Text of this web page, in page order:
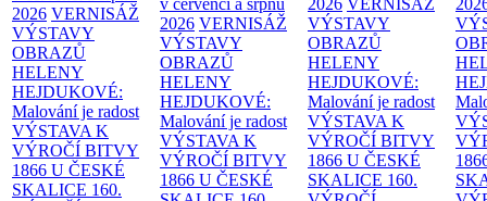
2026 VERNISÁŽ
VÝSTAVY
OBRAZŮ
HELENY
HEJDUKOVÉ:
Malování je radost
VÝSTAVA K
VÝROČÍ BITVY
1866 U ČESKÉ
SKALICE 160.
v červenci a srpnu
2026 VERNISÁŽ
VÝSTAVY
OBRAZŮ
HELENY
HEJDUKOVÉ:
Malování je radost
VÝSTAVA K
VÝROČÍ BITVY
1866 U ČESKÉ
2026 VERNISÁŽ
VÝSTAVY
OBRAZŮ
HELENY
HEJDUKOVÉ:
Malování je radost
VÝSTAVA K
VÝROČÍ BITVY
1866 U ČESKÉ
SKALICE 160.